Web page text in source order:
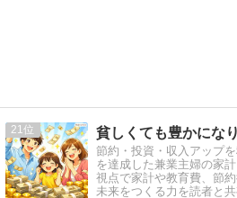
21 貧しくても豊かにな
節約・投資・収入アップ
を達成した兼業主婦の家
視点で家計や教育費、節
未来をつくる力を読者と共